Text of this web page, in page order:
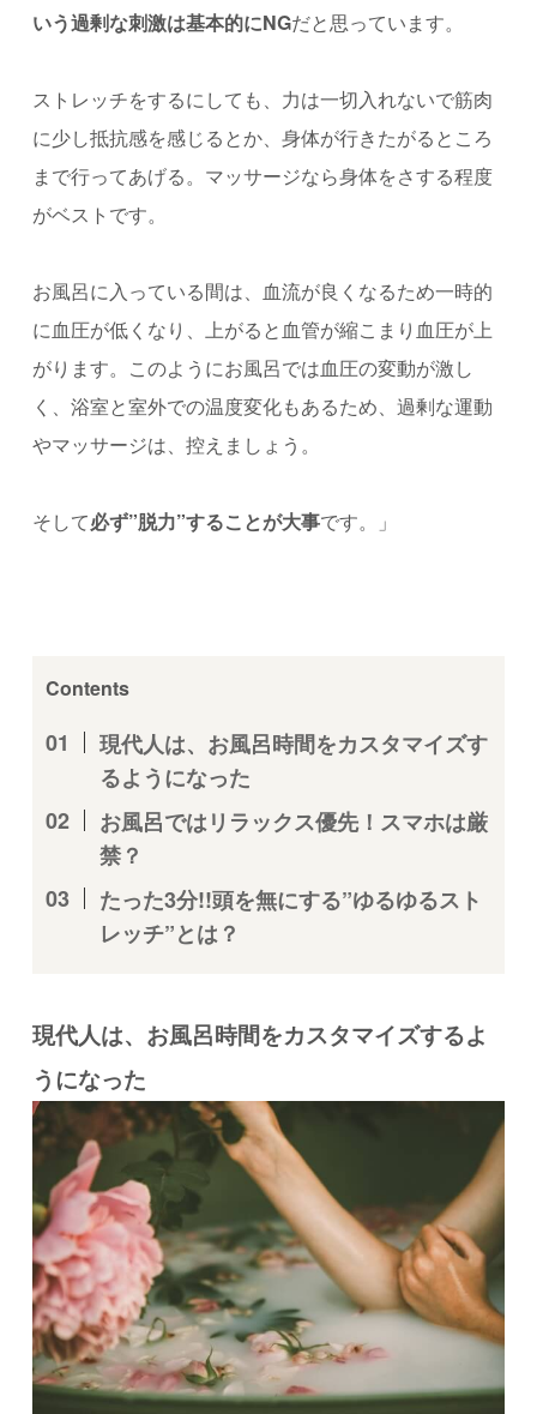
いう過剰な刺激は基本的にNGだと思っています。
ストレッチをするにしても、力は一切入れないで筋肉
に少し抵抗感を感じるとか、身体が行きたがるところ
まで行ってあげる。マッサージなら身体をさする程度
がベストです。
お風呂に入っている間は、血流が良くなるため一時的
に血圧が低くなり、上がると血管が縮こまり血圧が上
がります。このようにお風呂では血圧の変動が激し
く、浴室と室外での温度変化もあるため、過剰な運動
やマッサージは、控えましょう。
そして必ず”脱力”することが大事です。」
Contents
現代人は、お風呂時間をカスタマイズす
るようになった
お風呂ではリラックス優先！スマホは厳
禁？
たった3分!!頭を無にする”ゆるゆるスト
レッチ”とは？
現代人は、お風呂時間をカスタマイズするよ
うになった